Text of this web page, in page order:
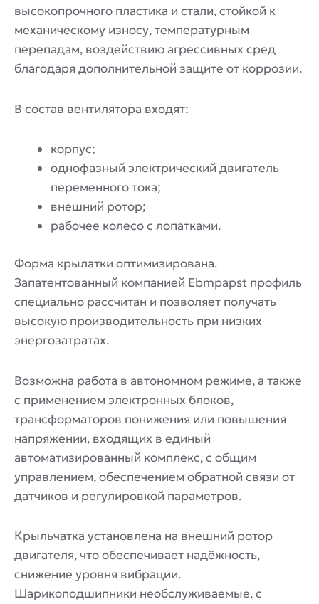
высокопрочного пластика и стали, стойкой к
механическому износу, температурным
перепадам, воздействию агрессивных сред
благодаря дополнительной защите от коррозии.
В состав вентилятора входят:
корпус;
однофазный электрический двигатель
переменного тока;
внешний ротор;
рабочее колесо с лопатками.
Форма крылатки оптимизирована.
Запатентованный компанией Ebmpapst профиль
специально рассчитан и позволяет получать
высокую производительность при низких
энергозатратах.
Возможна работа в автономном режиме, а также
с применением электронных блоков,
трансформаторов понижения или повышения
напряжении, входящих в единый
автоматизированный комплекс, с общим
управлением, обеспечением обратной связи от
датчиков и регулировкой параметров.
Крыльчатка установлена на внешний ротор
двигателя, что обеспечивает надёжность,
снижение уровня вибрации.
Шарикоподшипники необслуживаемые, с